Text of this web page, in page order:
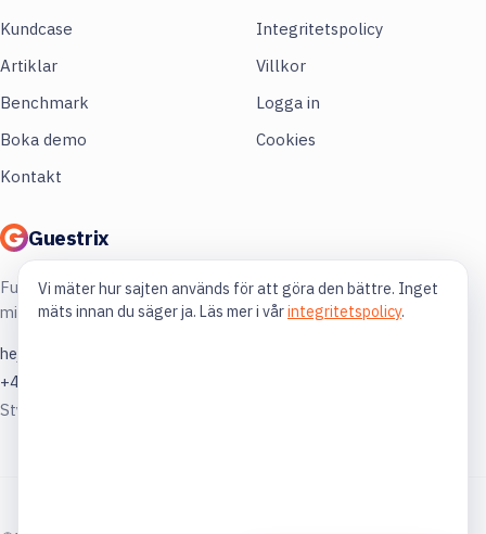
Guestrix
Full koll på din restaurang. Mer lönsamhet,
mindre gissning.
hej@guestrix.com
+46 73 032 72 03
Styckjunkargatan 1, 114 35 Stockholm
Kundcase
Artiklar
Benchmark
Boka demo
Kontakt
Integritetspolicy
Villkor
Logga in
Cookies
Vi mäter hur sajten används för att göra den bättre. Inget
mäts innan du säger ja. Läs mer i vårintegritetspolicy.